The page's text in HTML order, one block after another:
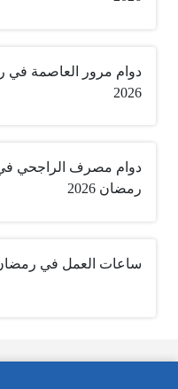
دوام مرور العاصمة في
2026
دوام مصرف الراجحي
رمضان 2026
ساعات العمل في رمضان